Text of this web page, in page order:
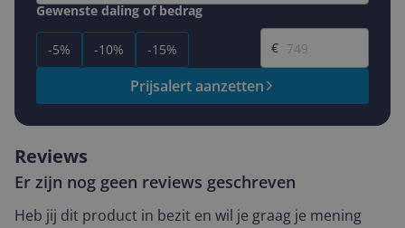
Gewenste daling of bedrag
-5% -10% -15%
Gewenste prijs
€
Prijsalert aanzetten
Reviews
Er zijn nog geen reviews geschreven
Heb jij dit product in bezit en wil je graag je mening